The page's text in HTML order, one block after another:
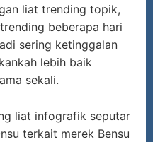
liat trending topik,
beberapa hari
sering ketinggalan
lebih baik
sekali.
liat infografik seputar
terkait merek Bensu